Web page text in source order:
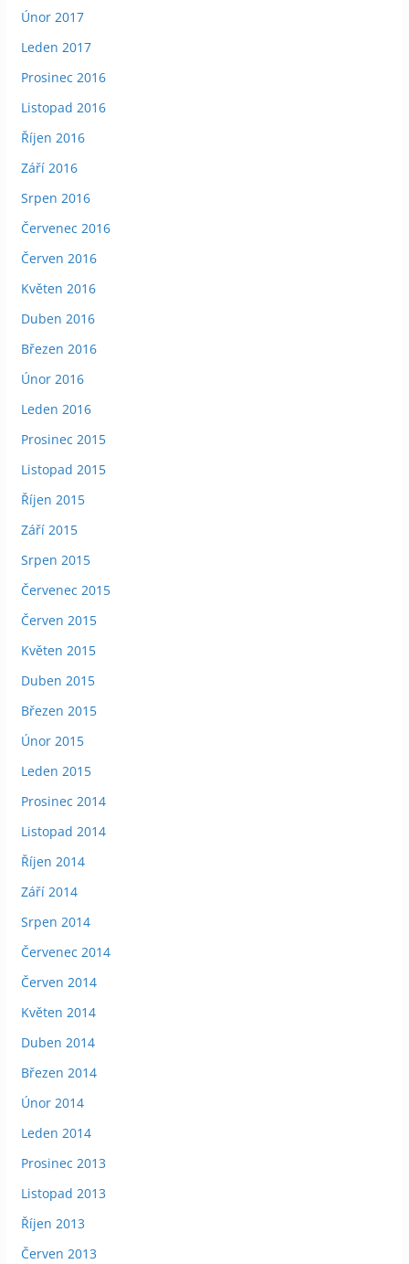
Únor 2017
Leden 2017
Prosinec 2016
Listopad 2016
Říjen 2016
Září 2016
Srpen 2016
Červenec 2016
Červen 2016
Květen 2016
Duben 2016
Březen 2016
Únor 2016
Leden 2016
Prosinec 2015
Listopad 2015
Říjen 2015
Září 2015
Srpen 2015
Červenec 2015
Červen 2015
Květen 2015
Duben 2015
Březen 2015
Únor 2015
Leden 2015
Prosinec 2014
Listopad 2014
Říjen 2014
Září 2014
Srpen 2014
Červenec 2014
Červen 2014
Květen 2014
Duben 2014
Březen 2014
Únor 2014
Leden 2014
Prosinec 2013
Listopad 2013
Říjen 2013
Červen 2013